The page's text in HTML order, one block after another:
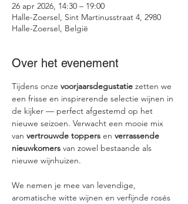
26 apr 2026, 14:30 – 19:00
Halle-Zoersel, Sint Martinusstraat 4, 2980
Halle-Zoersel, België
Over het evenement
Tijdens onze voorjaarsdegustatie zetten we
een frisse en inspirerende selectie wijnen in
de kijker — perfect afgestemd op het
nieuwe seizoen. Verwacht een mooie mix
van vertrouwde toppers en verrassende
nieuwkomers van zowel bestaande als
nieuwe wijnhuizen.
We nemen je mee van levendige,
aromatische witte wijnen en verfijnde rosés